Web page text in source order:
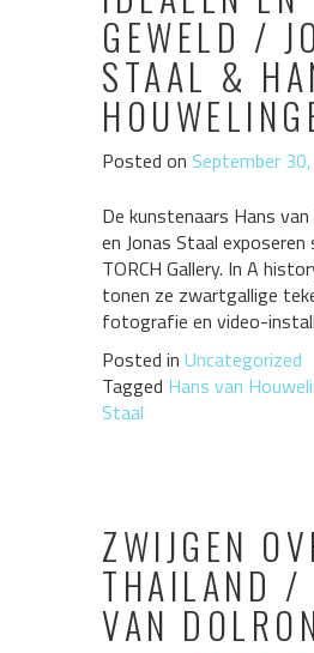
GEWELD /
STAAL &
Posted on September
De kunstenaars Hans
en Jonas Staal exposeren
TORCH Gallery. In A
tonen ze zwartgallige
fotografie en video-
Posted in Uncategorized
Tagged Hans van
Staal
ZWIJGEN
THAILAND /
VAN